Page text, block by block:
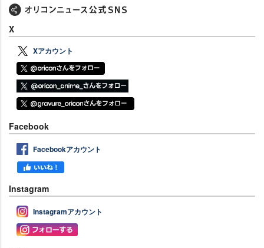
X
Xアカウント
Facebook
Facebookアカウント
Instagram
Instagramアカウント